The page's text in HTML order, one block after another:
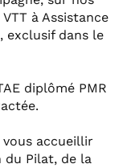
à Assistance
exclusif dans le
diplômé PMR
accueillir
du Pilat, de la